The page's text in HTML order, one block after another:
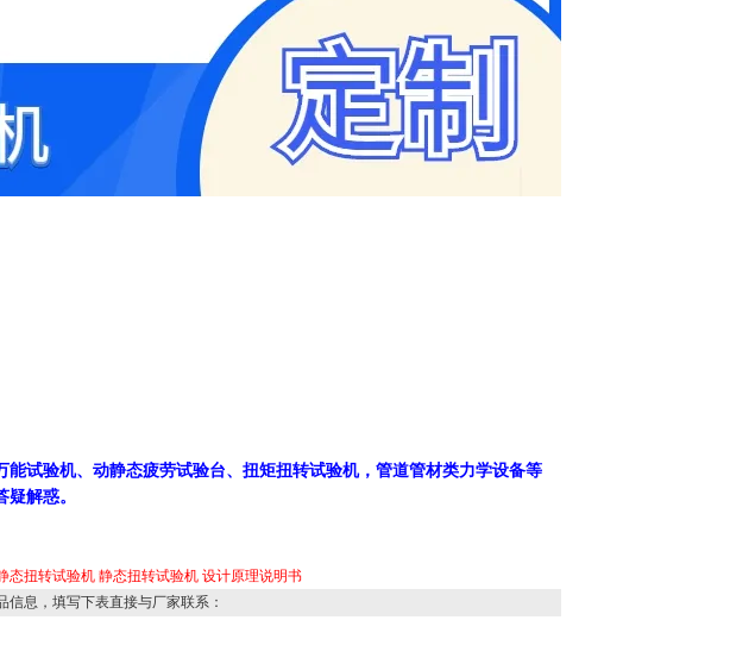
试验机、动静态疲劳试验台、扭矩扭转试验机，管道管材类力学设备等
解惑。
态扭转试验机 静态扭转试验机 设计原理说明书
信息，填写下表直接与厂家联系：